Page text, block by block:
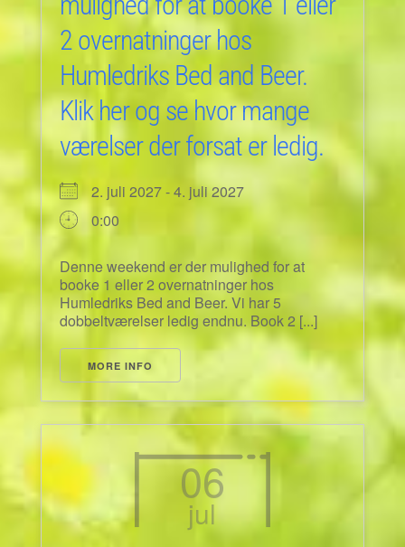
2 overnatninger hos
Humledriks Bed and Beer.
Klik her og se hvor mange
værelser der forsat er ledig.
2. juli 2027 - 4. juli 2027
0:00
Denne weekend er der mulighed for at
booke 1 eller 2 overnatninger hos
Humledriks Bed and Beer. Vi har 5
dobbeltværelser ledig endnu. Book 2 [...]
MORE INFO
06
jul